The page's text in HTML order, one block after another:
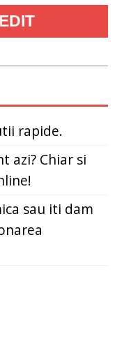
rapide.
azi? Chiar si
sau iti dam